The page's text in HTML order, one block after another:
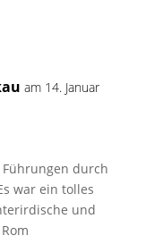
am 14. Januar
durch
war ein tolles
und